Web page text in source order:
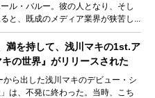
ル・バルー。彼の人となり、そし
と、既成のメディア業界が狭苦し...
満を持して、浅川マキの1st.ア
の世界』がリリースされた
から出した浅川マキのデビュー・シ
は、不発に終わった。当時、こち